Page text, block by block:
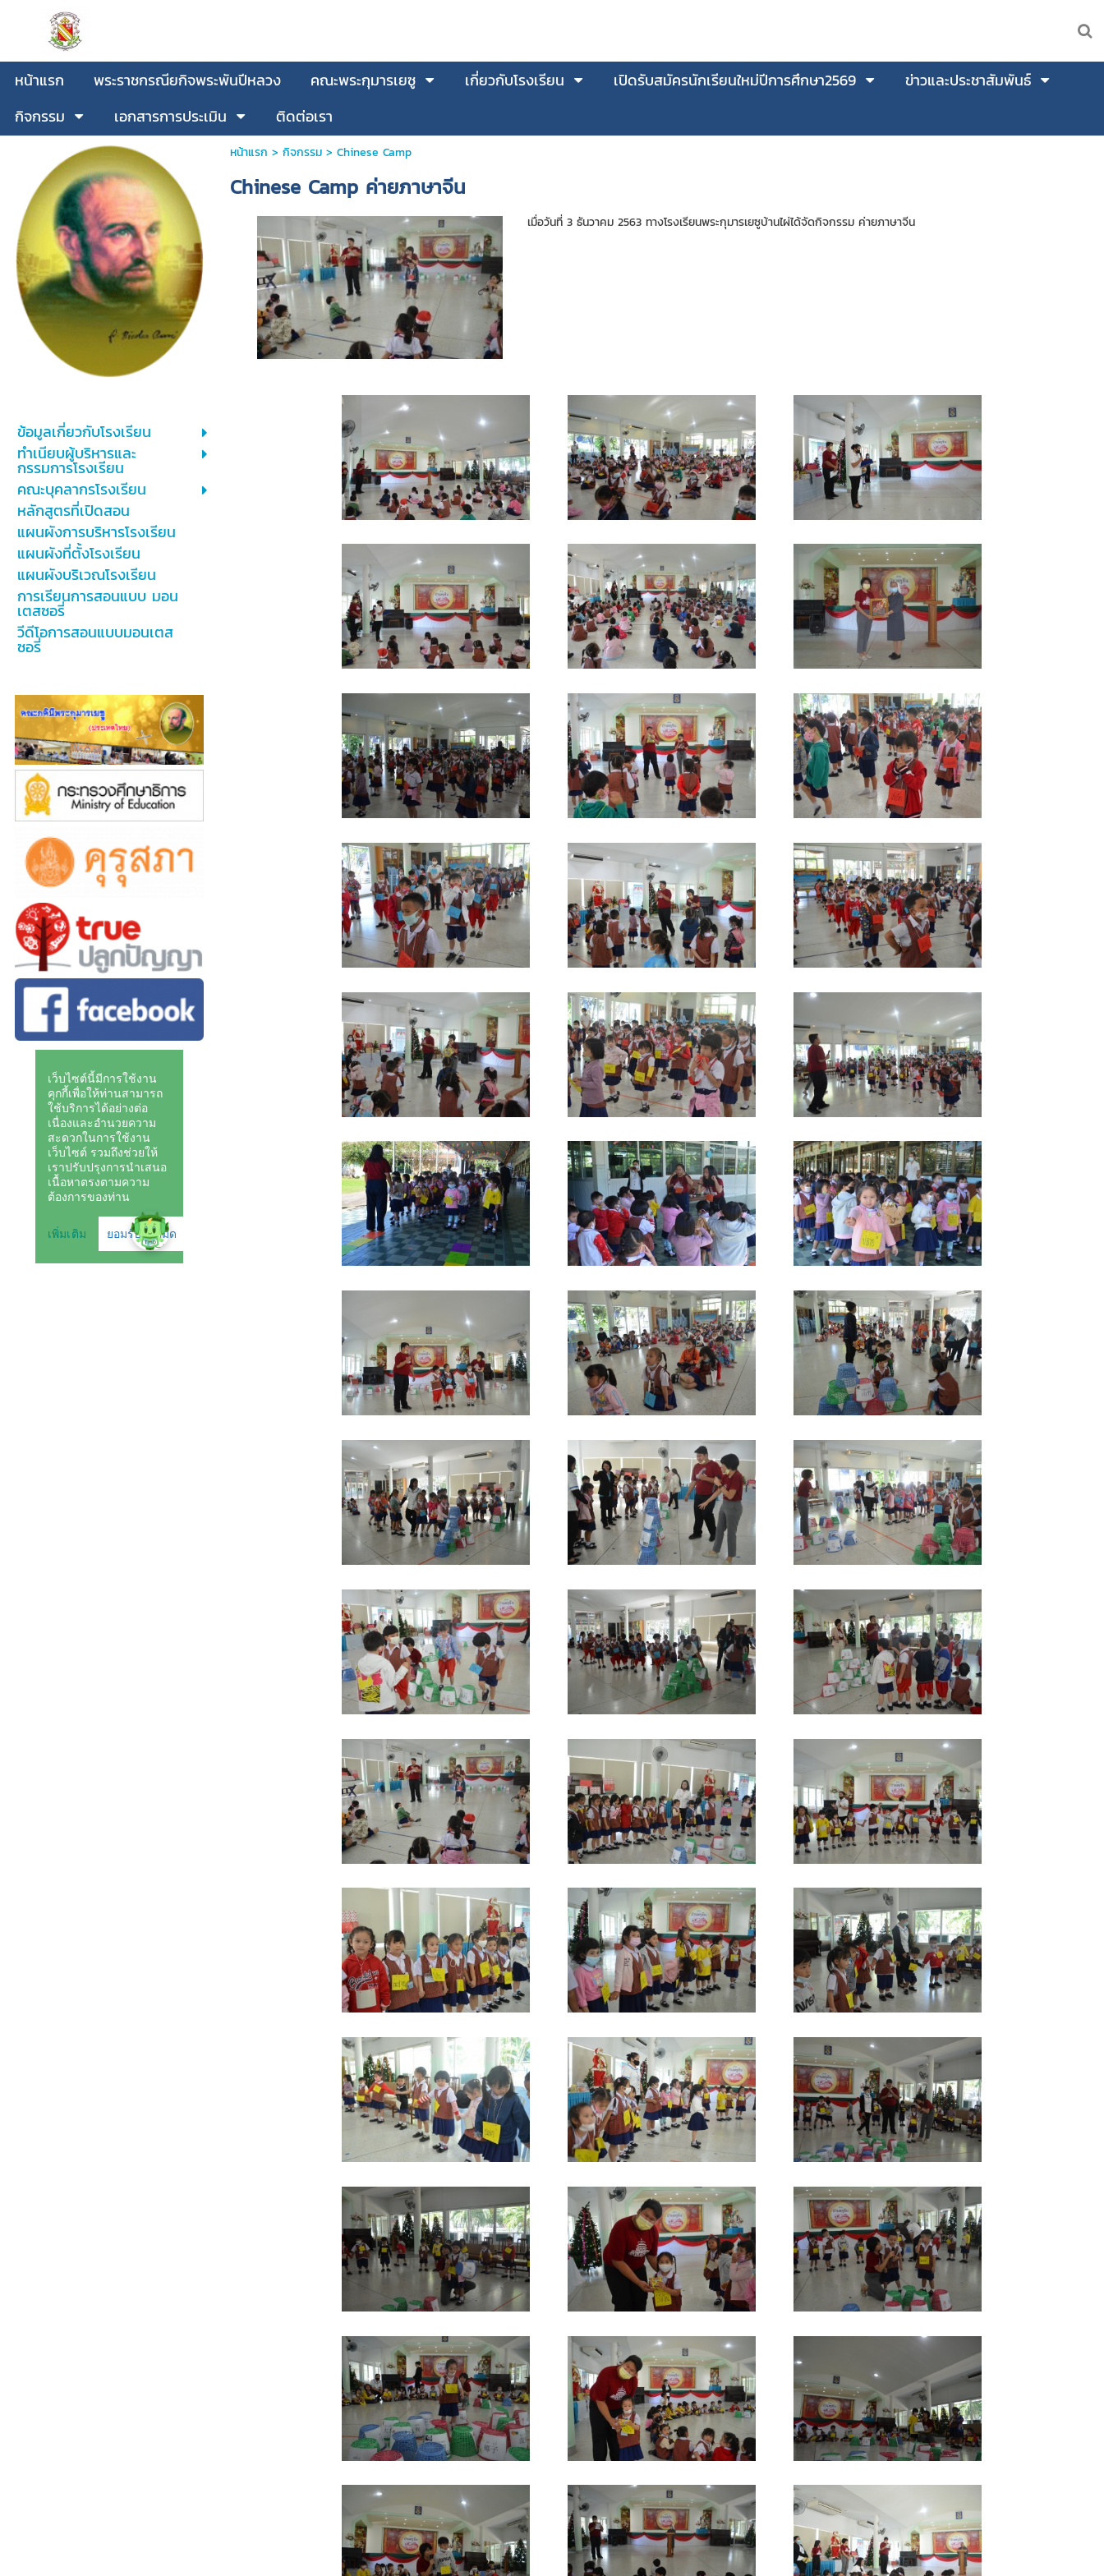
หน้าแรก พระราชกรณียกิจพระพันปีหลวง คณะพระกุมารเยซู เกี่ยวกับโรงเรียน เปิดรับสมัครนักเรียนใหม่ปีการศึกษา2569
ข่าวและประชาสัมพันธ์
กิจกรรม
เอกสารการประเมิน ติดต่อเรา
ข้อมูลเกี่ยวกับโรงเรียน
ทำเนียบผู้บริหารและ
กรรมการโรงเรียน
คณะบุคลากรโรงเรียน
หลักสูตรที่เปิดสอน
แผนผังการบริหารโรงเรียน
แผนผังที่ตั้งโรงเรียน
แผนผังบริเวณโรงเรียน
การเรียนการสอนแบบ มอน
เตสซอรี่
วีดีโอการสอนแบบมอนเตส
ซอรี่
หน้าแรก > กิจกรรม> Chinese Camp
Chinese Camp ค่ายภาษาจีน
เมื่อวันที่ 3 ธันวาคม 2563 ทางโรงเรียนพระกุมารเยซูบ้านไผ่ได้จัดกิจกรรม ค่ายภาษาจีน